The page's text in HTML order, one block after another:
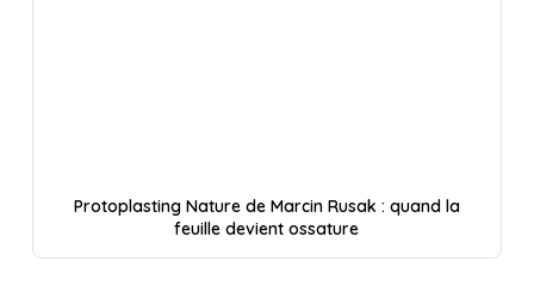
Protoplasting Nature de Marcin Rusak : quand la
feuille devient ossature